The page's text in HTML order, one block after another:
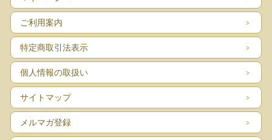
ご利用案内
特定商取引法表示
個人情報の取扱い
サイトマップ
メルマガ登録